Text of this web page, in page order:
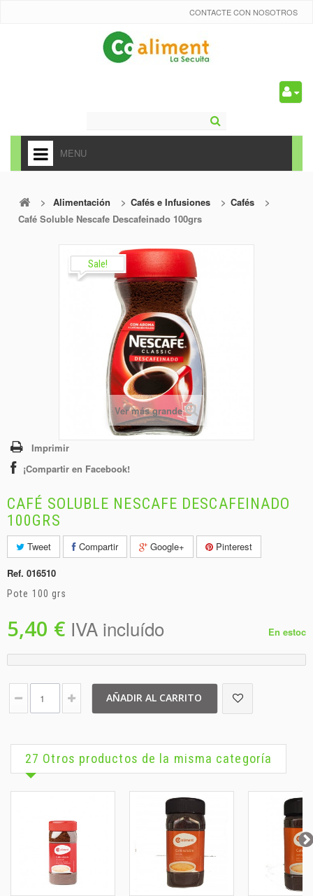
CONTACTE CON NOSOTROS
MENU
ALIMENTACIÓN
CARNICERÍA Y CHARCUTERÍA
> Alimentación > Cafés e Infusiones > Cafés
>
Café Soluble Nescafe Descafeinado 100grs
Sale!
Ver más grande
Imprimir
¡Compartir en Facebook!
CAFÉ SOLUBLE NESCAFE DESCAFEINADO
100GRS
Tweet Compartir Google+
Pinterest
Ref. 016510
Pote 100 grs
5,40 € IVA incluído En estoc
AÑADIR AL CARRITO
27 Otros productos de la misma categoría